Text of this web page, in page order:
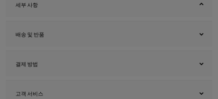
세부 사항
배송 및 반품
결제 방법
고객 서비스